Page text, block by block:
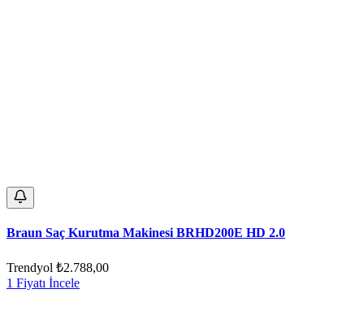
Braun Saç Kurutma Makinesi BRHD200E HD 2.0
Trendyol ₺2.788,00
1 Fiyatı İncele